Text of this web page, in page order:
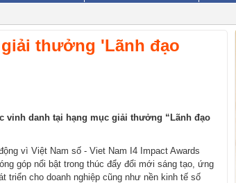
giải thưởng 'Lãnh đạo
vinh danh tại hạng mục giải thưởng “Lãnh đạo
vì Việt Nam số - Viet Nam I4 Impact Awards
góp nổi bật trong thúc đẩy đổi mới sáng tạo, ứng
triển cho doanh nghiệp cũng như nền kinh tế số